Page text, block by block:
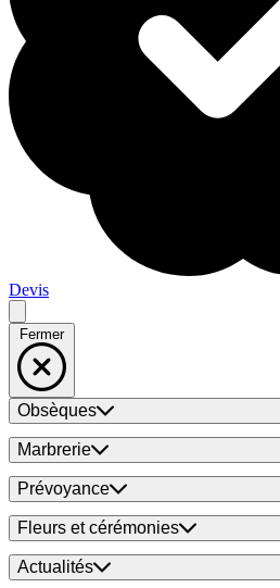
Devis
Fermer
Obsèques
Marbrerie
Prévoyance
Fleurs et cérémonies
Actualités